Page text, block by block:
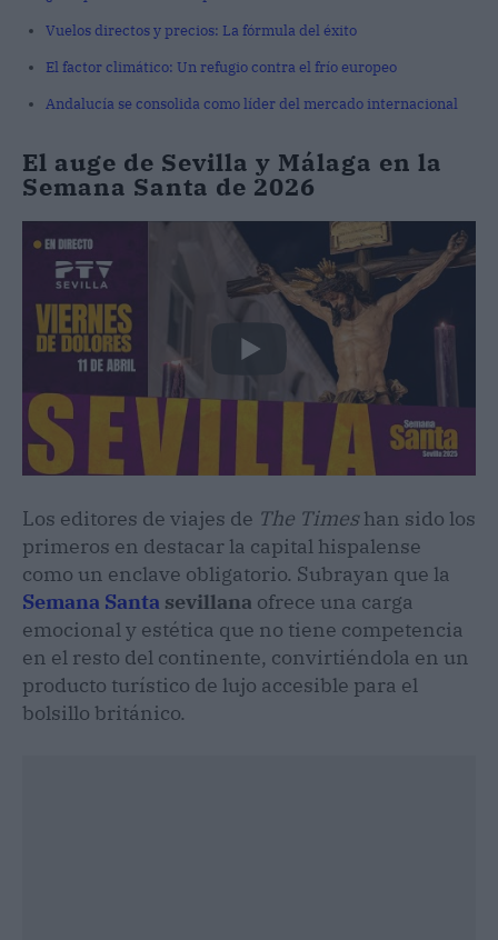
Vuelos directos y precios: La fórmula del éxito
El factor climático: Un refugio contra el frío europeo
Andalucía se consolida como líder del mercado internacional
El auge de Sevilla y Málaga en la
Semana Santa de 2026
Los editores de viajes de The Timeshan sido los
primeros en destacar la capital hispalense
como un enclave obligatorio. Subrayan que la
Semana Santa sevillana ofrece una carga
emocional y estética que no tiene competencia
en el resto del continente, convirtiéndola en un
producto turístico de lujo accesible para el
bolsillo británico.